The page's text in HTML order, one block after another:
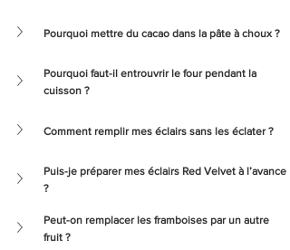
Pourquoi mettre du cacao dans la pâte à choux ?
Pourquoi faut-il entrouvrir le four pendant la
cuisson ?
Comment remplir mes éclairs sans les éclater ?
Puis-je préparer mes éclairs Red Velvet à l’avance
?
Peut-on remplacer les framboises par un autre
fruit ?